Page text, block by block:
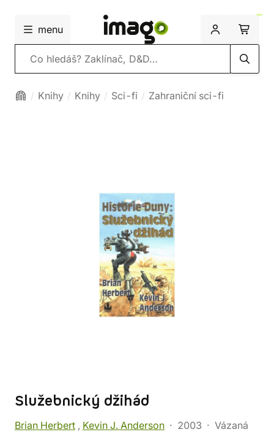
menu
Vyhledávání
Knihy Knihy Sci-fi Zahraniční sci-fi
Služebnický džihád
Brian Herbert , Kevin J. Anderson 2003
Vázaná